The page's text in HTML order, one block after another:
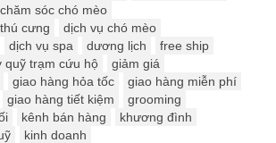
sóc chó mèo
cưng
dịch vụ chó mèo
dịch vụ spa dương lịch
free ship
quỹ trạm cứu hộ
giảm giá
giao hàng hỏa tốc
giao hàng miễn phí
giao hàng tiết kiệm
grooming
kênh bán hàng
khương đình
kinh doanh